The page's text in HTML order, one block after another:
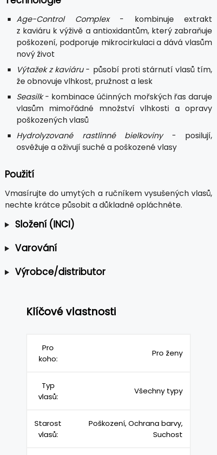
Age-Control Complex- kombinuje extrakt
z kaviáru k výživě a antioxidantům, který zabraňuje
poškození, podporuje mikrocirkulaci a dává vlasům
nový život
Výtažek z kaviáru- působí proti stárnutí vlasů tím,
že obnovuje vlhkost, pružnost a lesk
Seasilk- kombinace účinných mořských řas daruje
vlasům mimořádné množství vlhkosti a opravy
poškozených vlasů
Hydrolyzované rastlinné bielkoviny- posilují,
osvěžuje a oživují suché a poškozené vlasy
Použití
Vmasírujte do umytých a ručníkem vysušených vlasů,
nechte krátce působit a důkladně opláchněte.
Složení (INCI)
Varování
Výrobce/distributor
Klíčové vlastnosti
Pro
koho:
Pro ženy
Typ
vlasů:
Všechny typy
Starost
vlasů:
Poškození, Ochrana barvy,
Suchost